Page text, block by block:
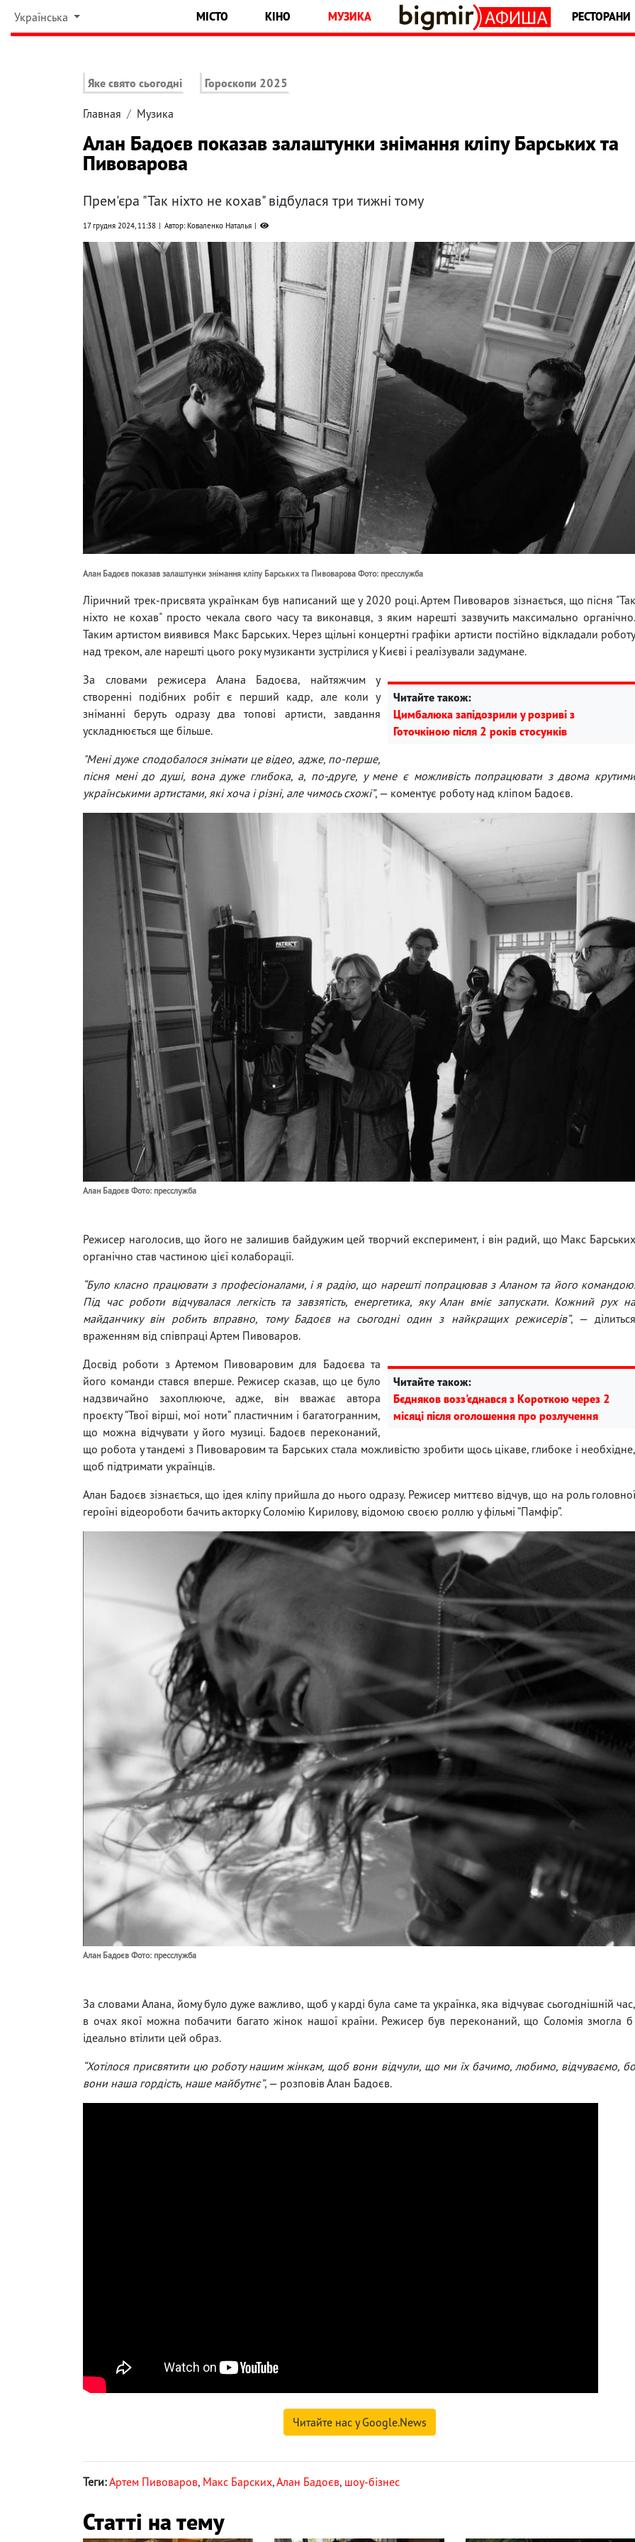
Українська МІСТО КІНО МУЗИКА РЕСТОРАНИ
Яке свято сьогодні Гороскопи 2025
Главная Музика
Алан Бадоєв показав залаштунки знімання кліпу Барських та
Пивоварова
Прем'єра "Так ніхто не кохав" відбулася три тижні тому
17 грудня 2024, 11:38 Автор: Коваленко Наталья
Алан Бадоєв показав залаштунки знімання кліпу Барських та Пивоварова Фото: пресслужба
Ліричний трек-присвята українкам був написаний ще у 2020 році. Артем Пивоваров зізнається, що пісня "Так
ніхто не кохав" просто чекала свого часу та виконавця, з яким нарешті зазвучить максимально органічно.
Таким артистом виявився Макс Барських. Через щільні концертні графіки артисти постійно відкладали роботу
над треком, але нарешті цього року музиканти зустрілися у Києві і реалізували задумане.
Читайте також:
Цимбалюка запідозрили у розриві з
Готочкіною після 2 років стосунків
За словами режисера Алана Бадоєва, найтяжчим у
створенні подібних робіт є перший кадр, але коли у
зніманні беруть одразу два топові артисти, завдання
ускладнюється ще більше.
"Мені дуже сподобалося знімати це відео, адже, по-перше,
пісня мені до душі, вона дуже глибока, а, по-друге, у мене є можливість попрацювати з двома крутими
українськими артистами, які хоча і різні, але чимось схожі”, — коментує роботу над кліпом Бадоєв.
Алан Бадоєв Фото: пресслужба
Режисер наголосив, що його не залишив байдужим цей творчий експеримент, і він радий, що Макс Барських
органічно став частиною цієї колаборації.
“Було класно працювати з професіоналами, і я радію, що нарешті попрацював з Аланом та його командою.
Під час роботи відчувалася легкість та завзятість, енергетика, яку Алан вміє запускати. Кожний рух на
майданчику він робить вправно, тому Бадоєв на сьогодні один з найкращих режисерів”, —
враженням від співпраці Артем Пивоваров.
Читайте також:
Бєдняков возз'єднався з Короткою через 2
місяці після оголошення про розлучення
Досвід роботи з Артемом Пивоваровим для Бадоєва та
його команди стався вперше. Режисер сказав, що це було
надзвичайно захоплююче, адже, він вважає автора
проєкту “Твої вірші, мої ноти” пластичним і багатогранним,
що можна відчувати у його музиці. Бадоєв переконаний,
що робота у тандемі з Пивоваровим та Барських стала можливістю зробити щось цікаве, глибоке і необхідне,
щоб підтримати українців.
Алан Бадоєв зізнається, що ідея кліпу прийшла до нього одразу. Режисер миттєво відчув, що на роль головної
героїні відеороботи бачить акторку Соломію Кирилову, відомою своєю роллю у фільмі “Памфір”.
Алан Бадоєв Фото: пресслужба
За словами Алана, йому було дуже важливо, щоб у карді була саме та українка, яка відчуває сьогоднішній час,
в очах якої можна побачити багато жінок нашої країни. Режисер був переконаний, що Соломія змогла б
ідеально втілити цей образ.
“Хотілося присвятити цю роботу нашим жінкам, щоб вони відчули, що ми їх бачимо, любимо, відчуваємо, бо
вони наша гордість, наше майбутнє”, — розповів Алан Бадоєв.
Читайте нас у Google.News
Теги:Артем Пивоваров, Макс Барских,Алан Бадоєв, шоу-бізнес
Статті на тему